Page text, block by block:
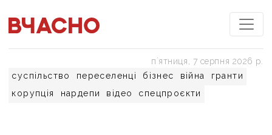
суспільство переселенці бізнес війна
гранти
корупція
нардепи відео спецпроєкти
пʼятниця, 7 серпня 2026 р.